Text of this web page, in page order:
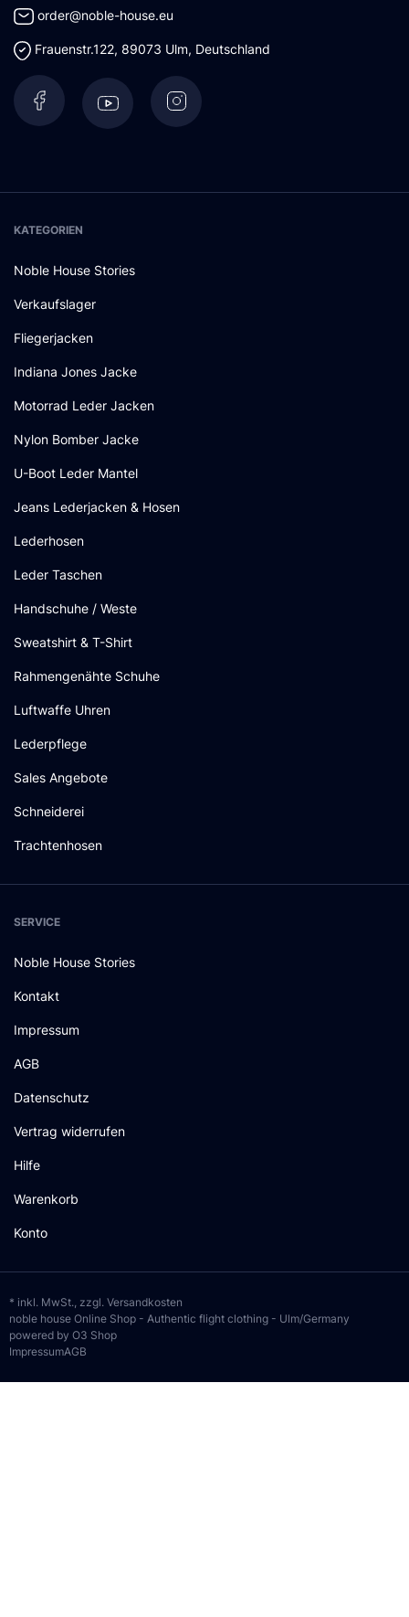
order@noble-house.eu
Frauenstr.122, 89073 Ulm, Deutschland
KATEGORIEN
Noble House Stories
Verkaufslager
Fliegerjacken
Indiana Jones Jacke
Motorrad Leder Jacken
Nylon Bomber Jacke
U-Boot Leder Mantel
Jeans Lederjacken & Hosen
Lederhosen
Leder Taschen
Handschuhe / Weste
Sweatshirt & T-Shirt
Rahmengenähte Schuhe
Luftwaffe Uhren
Lederpflege
Sales Angebote
Schneiderei
Trachtenhosen
SERVICE
Noble House Stories
Kontakt
Impressum
AGB
Datenschutz
Vertrag widerrufen
Hilfe
Warenkorb
Konto
* inkl. MwSt., zzgl. Versandkosten
noble house Online Shop - Authentic flight clothing - Ulm/Germany
powered by O3 Shop
ImpressumAGB